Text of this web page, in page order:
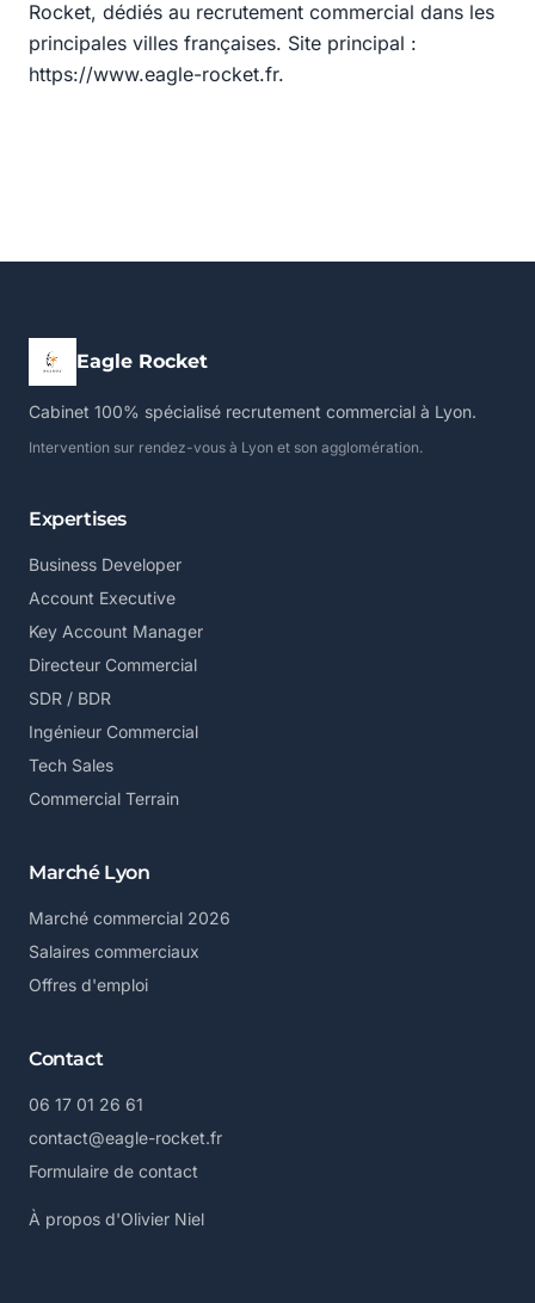
Rocket, dédiés au recrutement commercial dans les
principales villes françaises. Site principal :
https://www.eagle-rocket.fr.
Eagle Rocket
Cabinet 100% spécialisé recrutement commercial à Lyon.
Intervention sur rendez-vous à Lyon et son agglomération.
Expertises
Business Developer
Account Executive
Key Account Manager
Directeur Commercial
SDR / BDR
Ingénieur Commercial
Tech Sales
Commercial Terrain
Marché Lyon
Marché commercial 2026
Salaires commerciaux
Offres d'emploi
Contact
06 17 01 26 61
contact@eagle-rocket.fr
Formulaire de contact
À propos d'Olivier Niel